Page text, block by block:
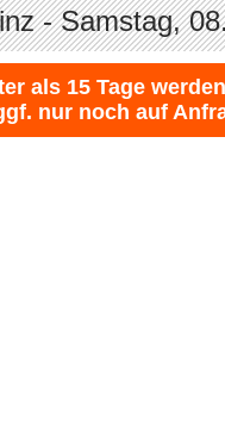
- Samstag,
als 15 Tage
nur noch auf